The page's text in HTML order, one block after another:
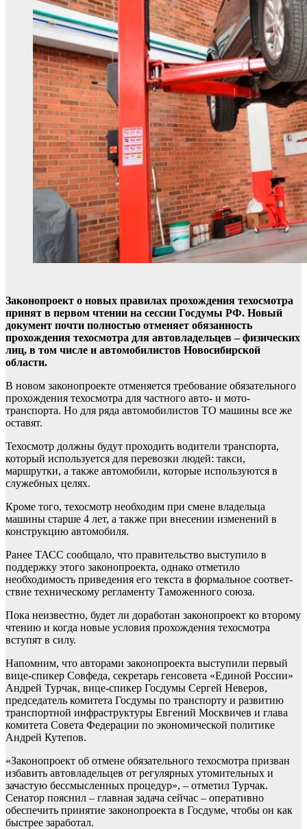
Законопроект о новых правилах прохождения техосмотра
принят в первом чтении на сессии Госдумы РФ. Новый
документ почти полностью отменяет обязанность
прохождения техосмотра для автовладельцев – физических
лиц, в том числе и автомобилистов Новосибирской
области.
В новом законопроекте отменяется требование обязательного
прохождения техосмотра для частного авто- и мото­
транспорта. Но для ряда автомобилистов ТО машины все же
оставят.
Техосмотр должны будут проходить водители транспорта,
который используется для перевозки людей: такси,
маршрутки, а также авто­мобили, которые используются в
служебных целях.
Кроме того, техосмотр необходим при смене владельца
машины старше 4 лет, а также при внесении изменений в
конструкцию автомобиля.
Ранее ТАСС сообщало, что правитель­ство выступило в
поддержку этого законо­проекта, однако отметило
необходимость приведения его текста в формальное соответ­
ствие техниче­скому регламенту Таможенного союза.
Пока неизвестно, будет ли доработан законопроект ко второму
чтению и когда новые условия прохождения техосмотра
вступят в силу.
Напомним, что авторами законопроекта выступили первый
вице-спикер Совфеда, секретарь генсовета «Единой России»
Андрей Турчак, вице-спикер Госдумы Сергей Неверов,
председатель комитета Госдумы по транспорту и развитию
транспортной инфраструктуры Евгений Москвичев и глава
комитета Совета Федерации по экономической политике
Андрей Кутепов.
«Законопроект об отмене обязательного техосмотра призван
избавить автовладельцев от регулярных утомительных и
зачастую бессмысленных процедур», – отметил Турчак.
Сенатор пояснил – главная задача сейчас – оперативно
обеспечить принятие законопроекта в Госдуме, чтобы он как
быстрее заработал.